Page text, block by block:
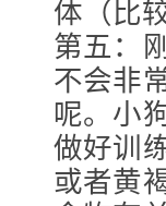
体（比
第五：
不会非
呢。小
做好训
或者黄